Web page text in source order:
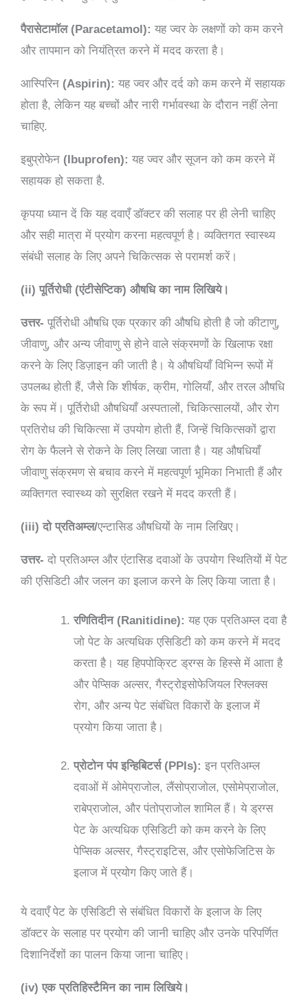
पैरासेटामॉल (Paracetamol): यह ज्वर के लक्षणों को कम करने
और तापमान को नियंत्रित करने में मदद करता है।
आस्पिरिन (Aspirin): यह ज्वर और दर्द को कम करने में सहायक
होता है, लेकिन यह बच्चों और नारी गर्भावस्था के दौरान नहीं लेना
चाहिए.
इबुप्रोफेन (Ibuprofen): यह ज्वर और सूजन को कम करने में
सहायक हो सकता है.
कृपया ध्यान दें कि यह दवाएँ डॉक्टर की सलाह पर ही लेनी चाहिए
और सही मात्रा में प्रयोग करना महत्वपूर्ण है। व्यक्तिगत स्वास्थ्य
संबंधी सलाह के लिए अपने चिकित्सक से परामर्श करें।
(ii) पूर्तिरोधी (एंटीसेप्टिक) औषधि का नाम लिखिये।
उत्तर- पूर्तिरोधी औषधि एक प्रकार की औषधि होती है जो कीटाणु,
जीवाणु, और अन्य जीवाणु से होने वाले संक्रमणों के खिलाफ रक्षा
करने के लिए डिज़ाइन की जाती है। ये औषधियाँ विभिन्न रूपों में
उपलब्ध होती हैं, जैसे कि शीर्षक, क्रीम, गोलियाँ, और तरल औषधि
के रूप में। पूर्तिरोधी औषधियाँ अस्पतालों, चिकित्सालयों, और रोग
प्रतिरोध की चिकित्सा में उपयोग होती हैं, जिन्हें चिकित्सकों द्वारा
रोग के फैलने से रोकने के लिए लिखा जाता है। यह औषधियाँ
जीवाणु संक्रमण से बचाव करने में महत्वपूर्ण भूमिका निभाती हैं और
व्यक्तिगत स्वास्थ्य को सुरक्षित रखने में मदद करती हैं।
(iii) दो प्रतिअम्ल/एन्टासिड औषधियों के नाम लिखिए।
उत्तर- दो प्रतिअम्ल और एंटासिड दवाओं के उपयोग स्थितियों में पेट
की एसिडिटी और जलन का इलाज करने के लिए किया जाता है।
रणितिदीन (Ranitidine): यह एक प्रतिअम्ल दवा है
जो पेट के अत्यधिक एसिडिटी को कम करने में मदद
करता है। यह हिपपोक्रिट ड्रग्स के हिस्से में आता है
और पेप्सिक अल्सर, गैस्ट्रोइसोफेजियल रिफ्लक्स
रोग, और अन्य पेट संबंधित विकारों के इलाज में
प्रयोग किया जाता है।
प्रोटोन पंप इन्हिबिटर्स (PPIs): इन प्रतिअम्ल
दवाओं में ओमेप्राजोल, लैंसोप्राजोल, एसोमेप्राजोल,
राबेप्राजोल, और पंतोप्राजोल शामिल हैं। ये ड्रग्स
पेट के अत्यधिक एसिडिटी को कम करने के लिए
पेप्सिक अल्सर, गैस्ट्राइटिस, और एसोफेजिटिस के
इलाज में प्रयोग किए जाते हैं।
ये दवाएँ पेट के एसिडिटी से संबंधित विकारों के इलाज के लिए
डॉक्टर के सलाह पर प्रयोग की जानी चाहिए और उनके परिपर्णित
दिशानिर्देशों का पालन किया जाना चाहिए।
(iv) एक प्रतिहिस्टैमिन का नाम लिखिये।